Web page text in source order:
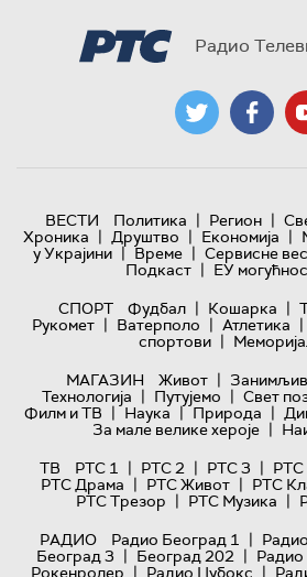
Радио
ВЕСТИ Политика | Регион |
Хроника | Друштво | Економија |
у Украјини | Време | Сервисне
Подкаст | ЕУ
СПОРТ
Фудбал | Кошарка |
Рукомет | Ватерполо | Атлетика |
спортови |
МАГАЗИН
Живот |
Технологијa | Путујемо | Свет
Филм и ТВ | Наука | Природа |
За мале велике хероје |
ТВ
РТС 1 | РТС 2 | РТС 3 | РТС
РТС Драма | РТС Живот | РТС
РТС Трезор | РТС Музика |
РАДИО
Радио Београд 1 |
Београд 3 | Београд 202 | Радио
Рокенролер | Радио Џубокс |